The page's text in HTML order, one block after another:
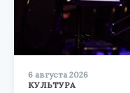
6 августа 2026
КУЛЬТУРА